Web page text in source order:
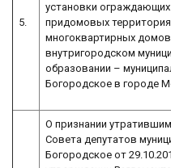
5.
установки ограждающих
придомовых
многоквартирных
внутригородском
образовании –
Богородское в городе
О признании
Совета депутатов
Богородское от